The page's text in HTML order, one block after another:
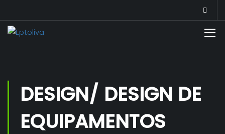
DESIGN/ DESIGN DE
EQUIPAMENTOS